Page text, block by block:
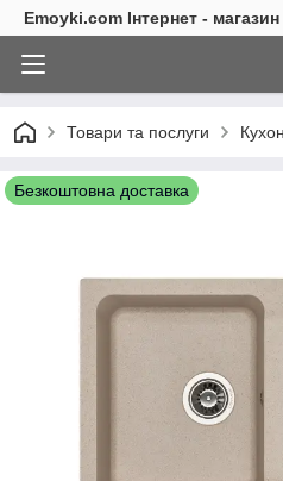
Emoyki.com Інтернет -
Товари та послуги
Безкоштовна доставка